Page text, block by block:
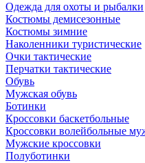
Одежда для охоты и рыбалки
Костюмы демисезонные
Костюмы зимние
Наколенники туристические
Очки тактические
Перчатки тактические
Обувь
Мужская обувь
Ботинки
Кроссовки баскетбольные
Кроссовки волейбольные
Мужские кроссовки
Полуботинки